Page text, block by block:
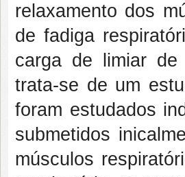
relaxamento dos
de fadiga
carga de limiar de
trata-se de um
foram estudados
submetidos
músculos